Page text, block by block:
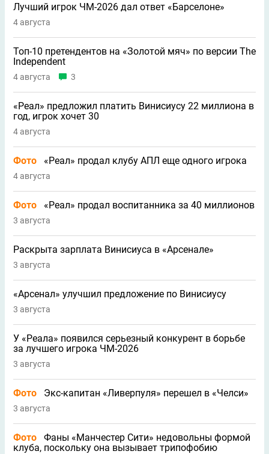
Лучший игрок ЧМ-2026 дал ответ «Барселоне»
4 августа
Топ-10 претендентов на «Золотой мяч» по версии The
Independent
4 августа 3
«Реал» предложил платить Винисиусу 22 миллиона в
год, игрок хочет 30
4 августа
Фото «Реал» продал клубу АПЛ еще одного игрока
4 августа
Фото «Реал» продал воспитанника за 40 миллионов
3 августа
Раскрыта зарплата Винисиуса в «Арсенале»
3 августа
«Арсенал» улучшил предложение по Винисиусу
3 августа
У «Реала» появился серьезный конкурент в борьбе
за лучшего игрока ЧМ-2026
3 августа
Фото Экс-капитан «Ливерпуля» перешел в «Челси»
3 августа
Фото
Фаны «Манчестер Сити» недовольны формой
клуба, поскольку она вызывает трипофобию